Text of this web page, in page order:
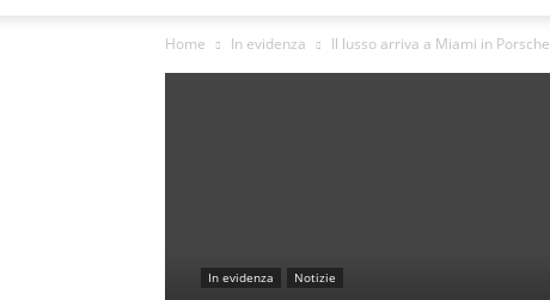
Home In evidenza Il lusso arriva a Miami in Porsche
In evidenza Notizie